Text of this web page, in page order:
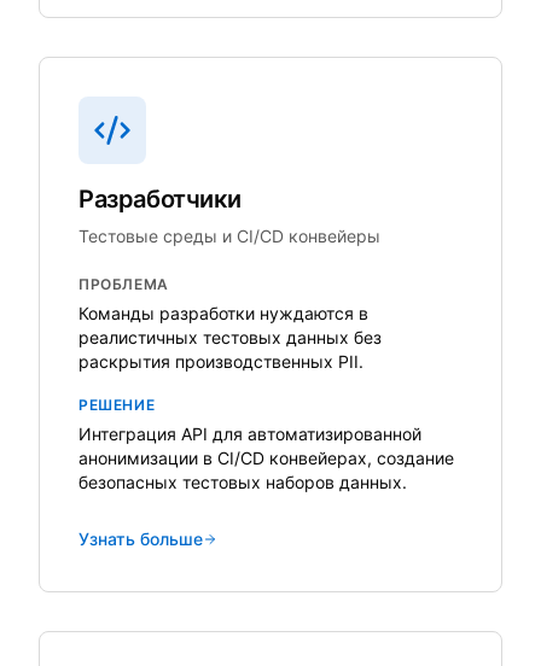
Разработчики
Тестовые среды и CI/CD конвейеры
ПРОБЛЕМА
Команды разработки нуждаются в
реалистичных тестовых данных без
раскрытия производственных PII.
РЕШЕНИЕ
Интеграция API для автоматизированной
анонимизации в CI/CD конвейерах, создание
безопасных тестовых наборов данных.
Узнать больше